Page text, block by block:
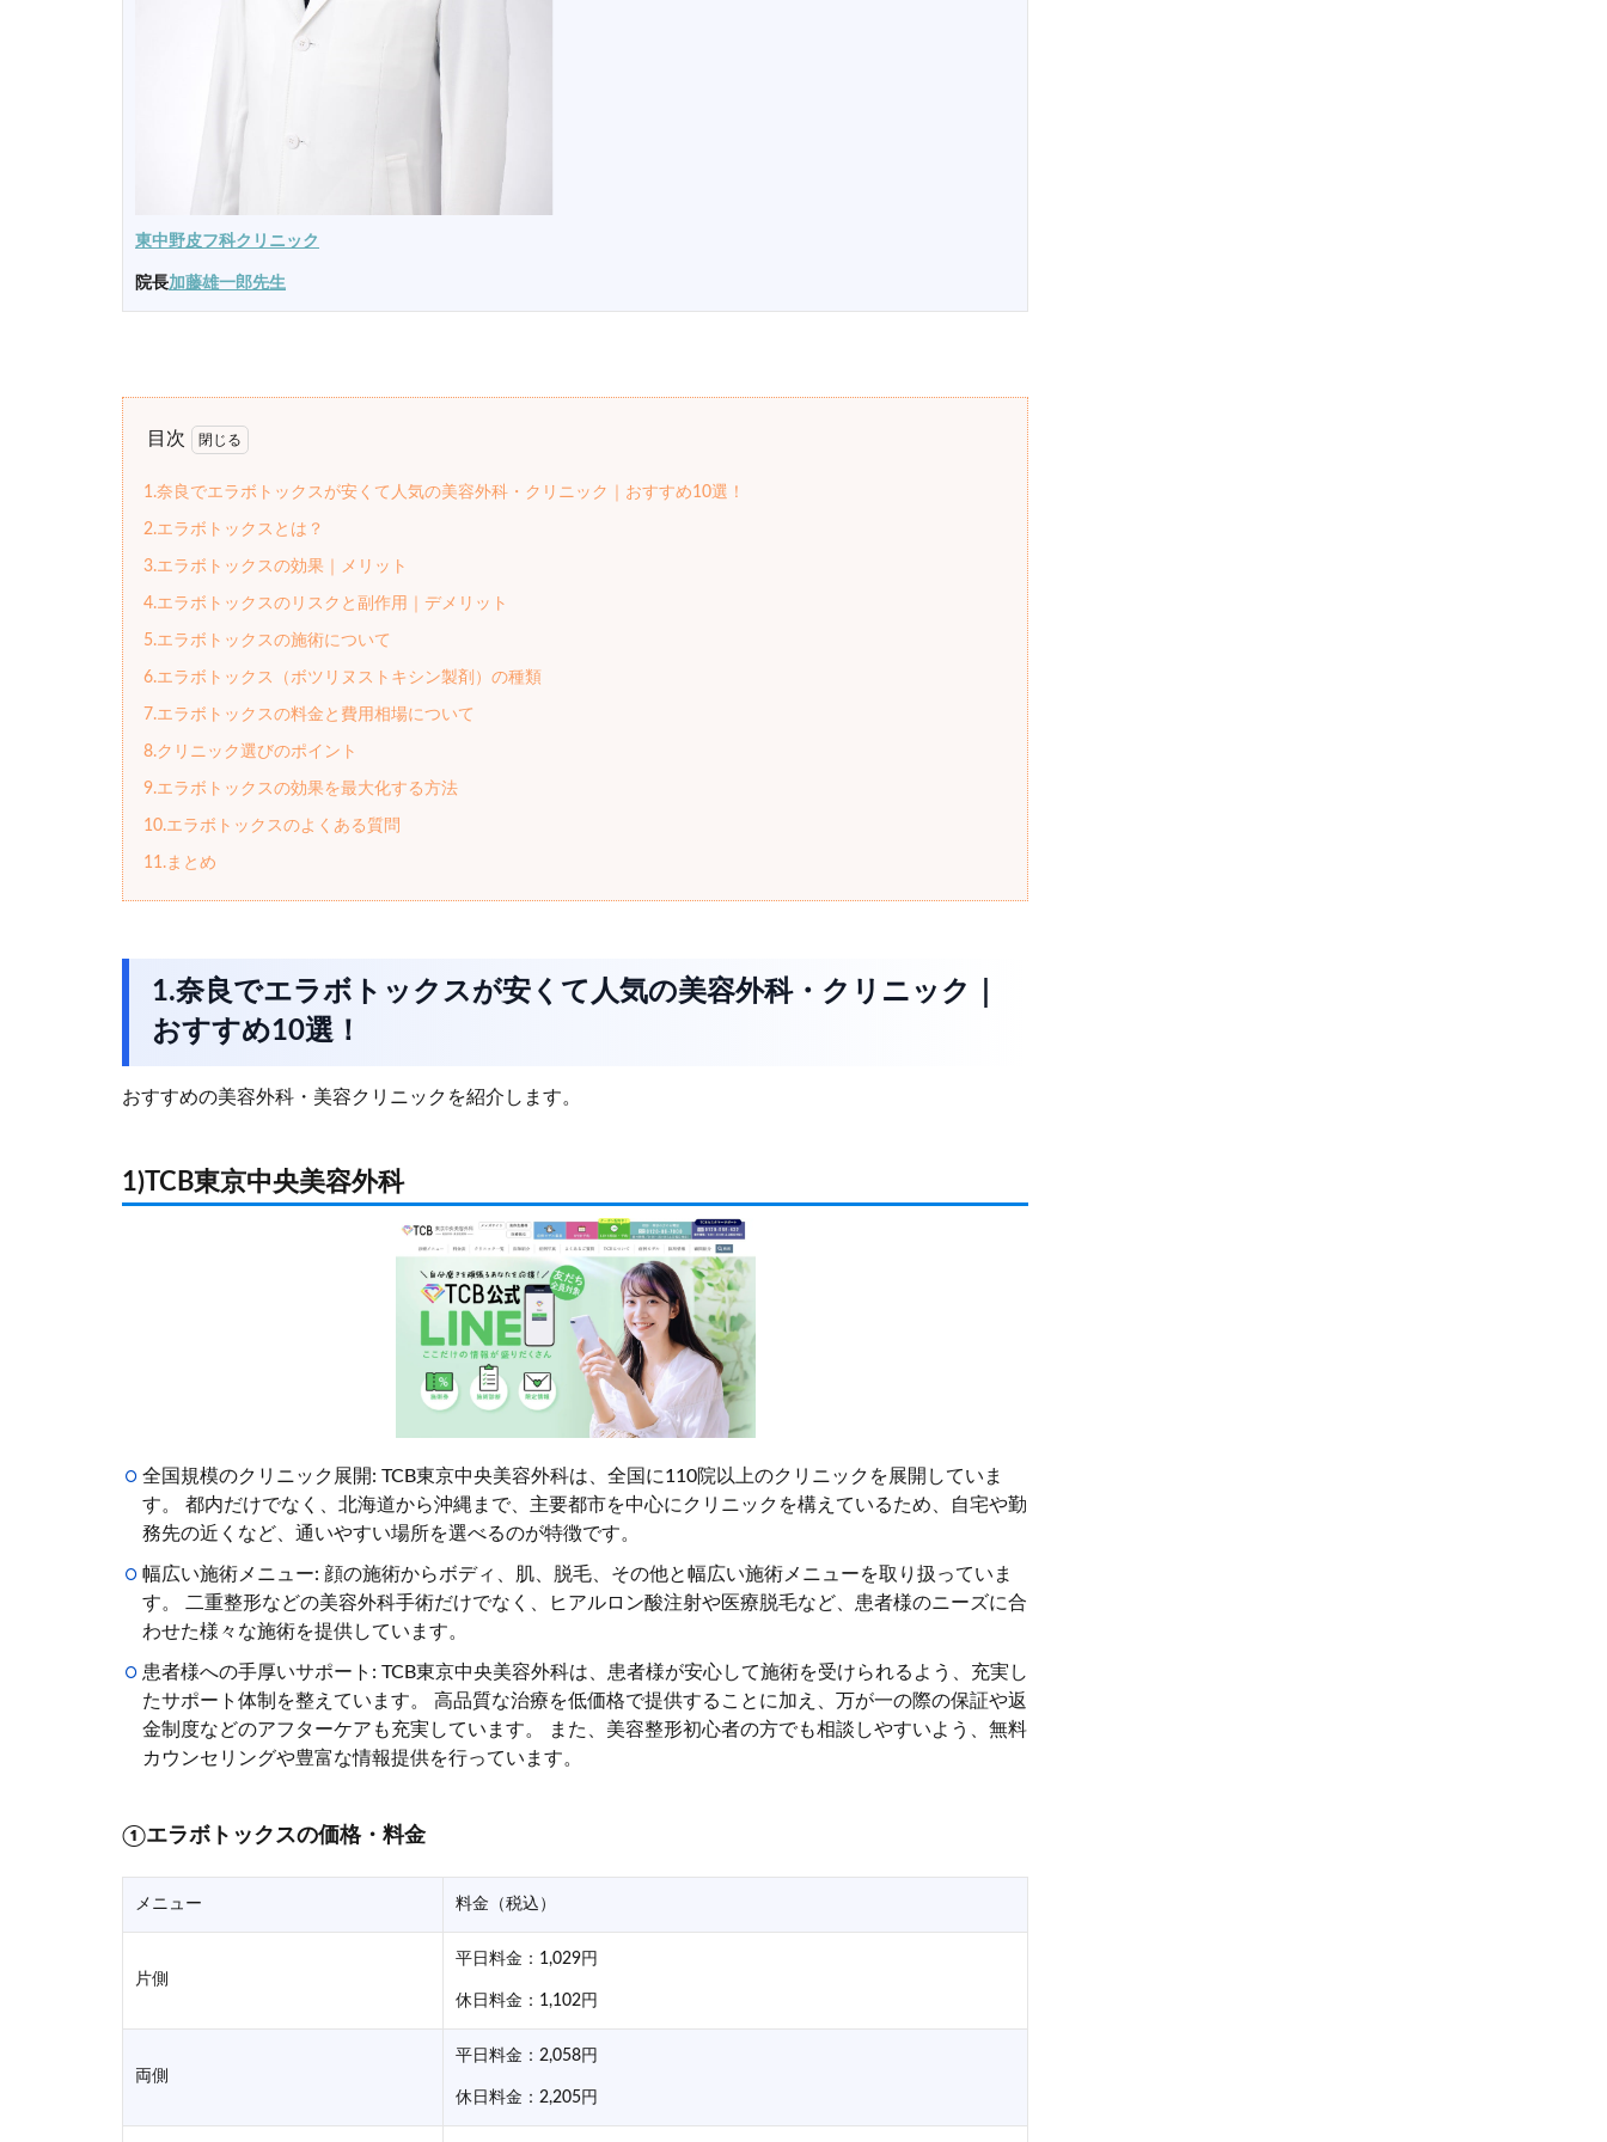
東中野皮フ科クリニック
院長加藤雄一郎先生
目次
1.奈良でエラボトックスが安くて人気の美容外科・クリニック｜おすすめ10選！
2.エラボトックスとは？
3.エラボトックスの効果｜メリット
4.エラボトックスのリスクと副作用｜デメリット
5.エラボトックスの施術について
6.エラボトックス（ボツリヌストキシン製剤）の種類
7.エラボトックスの料金と費用相場について
8.クリニック選びのポイント
9.エラボトックスの効果を最大化する方法
10.エラボトックスのよくある質問
11.まとめ
1.奈良でエラボトックスが安くて人気の美容外科・クリニック｜
おすすめ10選！
おすすめの美容外科・美容クリニックを紹介します。
1)TCB東京中央美容外科
全国規模のクリニック展開: TCB東京中央美容外科は、全国に110院以上のクリニックを展開していま
す。 都内だけでなく、北海道から沖縄まで、主要都市を中心にクリニックを構えているため、自宅や勤
務先の近くなど、通いやすい場所を選べるのが特徴です。
幅広い施術メニュー: 顔の施術からボディ、肌、脱毛、その他と幅広い施術メニューを取り扱っていま
す。 二重整形などの美容外科手術だけでなく、ヒアルロン酸注射や医療脱毛など、患者様のニーズに合
わせた様々な施術を提供しています。
患者様への手厚いサポート: TCB東京中央美容外科は、患者様が安心して施術を受けられるよう、充実し
たサポート体制を整えています。 高品質な治療を低価格で提供することに加え、万が一の際の保証や返
金制度などのアフターケアも充実しています。 また、美容整形初心者の方でも相談しやすいよう、無料
カウンセリングや豊富な情報提供を行っています。
①エラボトックスの価格・料金
メニュー 料金（税込）
片側
平日料金：1,029円
休日料金：1,102円
両側
平日料金：2,058円
休日料金：2,205円